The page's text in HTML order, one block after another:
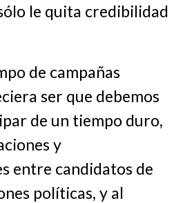
le quita credibilidad
de campañas
ser que debemos
de un tiempo duro,
y
entre candidatos de
políticas, y al